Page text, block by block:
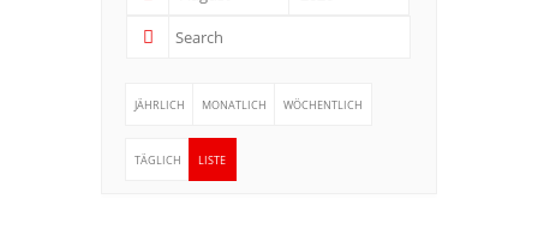
JÄHRLICH MONATLICH WÖCHENTLICH
TÄGLICH LISTE